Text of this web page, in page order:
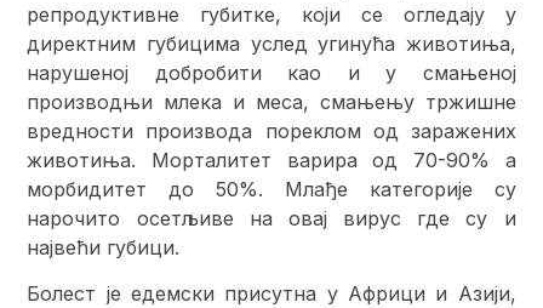
репродуктивне губитке, који се огледају у
директним губицима услед угинућа животиња,
нарушеној добробити као и у смањеној
производњи млека и меса, смањењу тржишне
вредности производа пореклом од заражених
животиња. Морталитет варира од 70-90% а
морбидитет до 50%. Млађе категорије су
нарочито осетљиве на овај вирус где су и
највећи губици.
Болест је едемски присутна у Африци и Азији,